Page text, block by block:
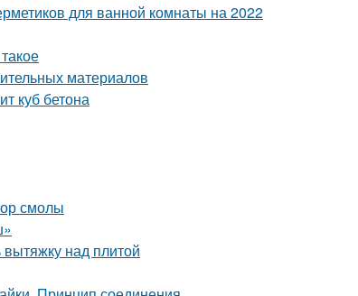
для ванной комнаты на 2022
материалов
куб бетона
смолы
вытяжку над плитой